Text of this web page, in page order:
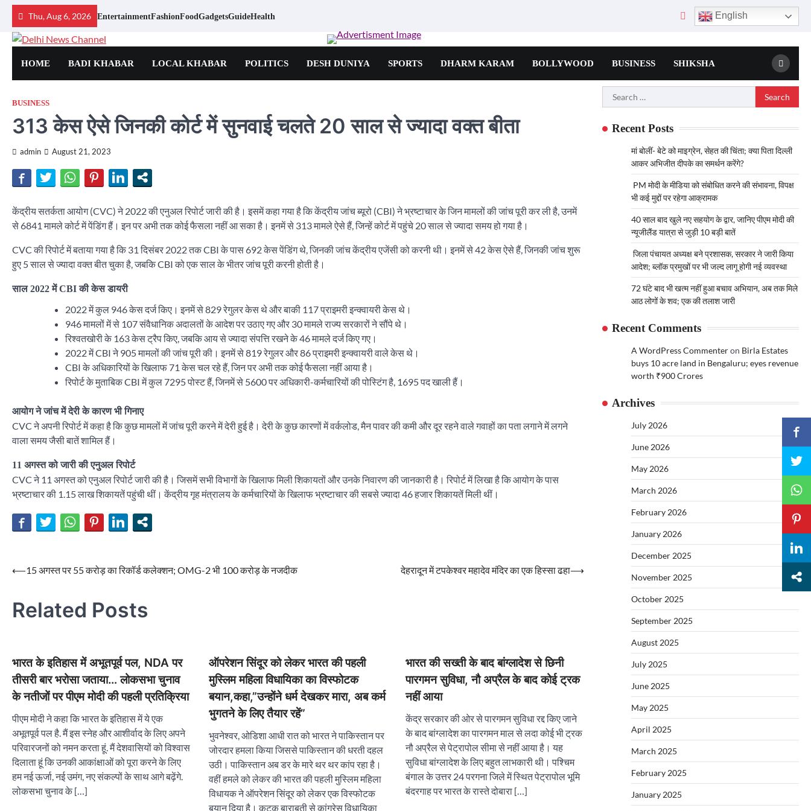
Skip
content
Thu, Aug 6, 2026 EntertainmentFashionFoodGadgetsGuideHealth English
HOME BADI KHABAR LOCAL KHABAR POLITICS DESH DUNIYA SPORTS DHARM KARAM BOLLYWOOD BUSINESS SHIKSHA
BUSINESS
313 केस ऐसे जिनकी कोर्ट में सुनवाई चलते 20 साल से ज्यादा वक्त बीता
admin August 21, 2023
केंद्रीय सतर्कता आयोग (CVC) ने 2022 की एनुअल रिपोर्ट जारी की है। इसमें कहा गया है कि केंद्रीय जांच ब्यूरो (CBI) ने भ्रष्टाचार के जिन मामलों की जांच पूरी कर ली है, उनमें
से 6841 मामले कोर्ट में पेंडिंग हैं। इन पर अभी तक कोई फैसला नहीं आ सका है। इनमें से 313 मामले ऐसे हैं, जिन्हें कोर्ट में पहुंचे 20 साल से ज्यादा समय हो गया है।
CVC की रिपोर्ट में बताया गया है कि 31 दिसंबर 2022 तक CBI के पास 692 केस पेंडिंग थे, जिनकी जांच केंद्रीय एजेंसी को करनी थी। इनमें से 42 केस ऐसे हैं, जिनकी जांच शुरू
हुए 5 साल से ज्यादा वक्त बीत चुका है, जबकि CBI को एक साल के भीतर जांच पूरी करनी होती है।
साल 2022 में CBI की केस डायरी
2022 में कुल 946 केस दर्ज किए। इनमें से 829 रेगुलर केस थे और बाकी 117 प्राइमरी इन्क्वायरी केस थे।
946 मामलों में से 107 संवैधानिक अदालतों के आदेश पर उठाए गए और 30 मामले राज्य सरकारों ने सौंपे थे।
रिश्वतखोरी के 163 केस ट्रैप किए, जबकि आय से ज्यादा संपत्ति रखने के 46 मामले दर्ज किए गए।
2022 में CBI ने 905 मामलों की जांच पूरी की। इनमें से 819 रेगुलर और 86 प्राइमरी इन्क्वायरी वाले केस थे।
CBI के अधिकारियों के खिलाफ 71 केस चल रहे हैं, जिन पर अभी तक कोई फैसला नहीं आया है।
रिपोर्ट के मुताबिक CBI में कुल 7295 पोस्ट हैं, जिनमें से 5600 पर अधिकारी-कर्मचारियों की पोस्टिंग है, 1695 पद खाली हैं।
आयोग ने जांच में देरी के कारण भी गिनाए
CVC ने अपनी रिपोर्ट में कहा है कि कुछ मामलों में जांच पूरी करने में देरी हुई है। देरी के कुछ कारणों में वर्कलोड, मैन पावर की कमी और दूर रहने वाले गवाहों का पता लगाने में लगने
वाला समय जैसी बातें शामिल हैं।
11 अगस्त को जारी की एनुअल रिपोर्ट
CVC ने 11 अगस्त को एनुअल रिपोर्ट जारी की है। जिसमें सभी विभागों के खिलाफ मिली शिकायतों और उनके निवारण की जानकारी है। रिपोर्ट में लिखा है कि आयोग के पास
भ्रष्टाचार की 1.15 लाख शिकायतें पहुंची थीं। केंद्रीय गृह मंत्रालय के कर्मचारियों के खिलाफ भ्रष्टाचार की सबसे ज्यादा 46 हजार शिकायतें मिली थीं।
Post
⟵15 अगस्त पर 55 करोड़ का रिकॉर्ड कलेक्शन; OMG-2 भी 100 करोड़ के नजदीक देहरादून में टपकेश्वर महादेव मंदिर का एक हिस्सा ढहा⟶
Related Posts
भारत के इतिहास में अभूतपूर्व पल, NDA पर
तीसरी बार भरोसा जताया… लोकसभा चुनाव
के नतीजों पर पीएम मोदी की पहली प्रतिक्रिया
पीएम मोदी ने कहा कि भारत के इतिहास में ये एक
अभूतपूर्व पल है. मैं इस स्नेह और आशीर्वाद के लिए अपने
परिवारजनों को नमन करता हूं. मैं देशवासियों को विश्वास
दिलाता हूं कि उनकी आकांक्षाओं को पूरा करने के लिए
हम नई ऊर्जा, नई उमंग, नए संकल्पों के साथ आगे बढ़ेंगे.
लोकसभा चुनाव के […]
ऑपरेशन सिंदूर को लेकर भारत की पहली
मुस्लिम महिला विधायिका का विस्फोटक
बयान,कहा,”उन्होंने धर्म देखकर मारा, अब कर्म
भुगतने के लिए तैयार रहें”
भुवनेश्वर, ओडिशा आधी रात को भारत ने पाकिस्तान पर
जोरदार हमला किया जिससे पाकिस्तान की धरती दहल
उठी। पाकिस्तान अब डर के मारे थर थर कांप रहा है।
वहीं हमले को लेकर की भारत की पहली मुस्लिम महिला
विधायक ने ऑपरेशन सिंदूर को लेकर एक विस्फोटक
बयान दिया है। कटक बाराबती से कांग्रेस विधायिका
भारत की सख्ती के बाद बांग्लादेश से छिनी
पारगमन सुविधा, नौ अप्रैल के बाद कोई ट्रक
नहीं आया
केंद्र सरकार की ओर से पारगमन सुविधा रद्द किए जाने
के बाद बांग्लादेश का पारगमन माल से लदा कोई भी ट्रक
नौ अप्रैल से पेट्रापोल सीमा से नहीं आया है। यह
सुविधा बांग्लादेश के लिए बहुत लाभकारी थी। पश्चिम
बंगाल के उत्तर 24 परगना जिले में स्थित पेट्रापोल भूमि
बंदरगाह पर भारत के रास्ते दोबारा […]
Search
for:
Recent Posts
मां बोलीं- बेटे को माइग्रेन, सेहत की चिंता; क्या पिता दिल्ली
आकर अभिजीत दीपके का समर्थन करेंगे?
PM मोदी के मीडिया को संबोधित करने की संभावना, विपक्ष
भी कई मुद्दों पर रहेगा आक्रामक
40 साल बाद खुले नए सहयोग के द्वार, जानिए पीएम मोदी की
न्यूजीलैंड यात्रा से जुड़ी 10 बड़ी बातें
जिला पंचायत अध्यक्ष बने प्रशासक, सरकार ने जारी किया
आदेश; ब्लॉक प्रमुखों पर भी जल्द लागू होगी नई व्यवस्था
72 घंटे बाद भी खत्म नहीं हुआ बचाव अभियान, अब तक मिले
आठ लोगों के शव; एक की तलाश जारी
Recent Comments
A WordPress Commenteron Birla Estates
buys 10 acre land in Bengaluru; eyes revenue
worth ₹900 Crores
Archives
July 2026
June 2026
May 2026
March 2026
February 2026
January 2026
December 2025
November 2025
October 2025
September 2025
August 2025
July 2025
June 2025
May 2025
April 2025
March 2025
February 2025
January 2025